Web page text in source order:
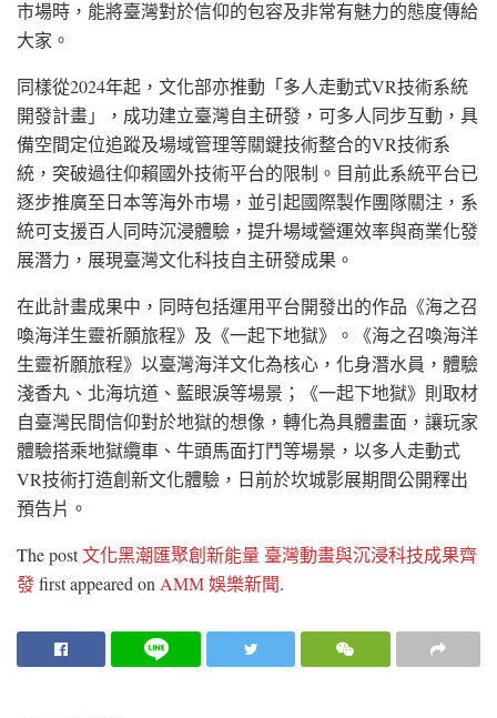
市場時，能將臺灣對於信仰的包容及非常有魅力的態度傳給
大家。
同樣從2024年起，文化部亦推動「多人走動式VR技術系統
開發計畫」，成功建立臺灣自主研發，可多人同步互動，具
備空間定位追蹤及場域管理等關鍵技術整合的VR技術系
統，突破過往仰賴國外技術平台的限制。目前此系統平台已
逐步推廣至日本等海外市場，並引起國際製作團隊關注，系
統可支援百人同時沉浸體驗，提升場域營運效率與商業化發
展潛力，展現臺灣文化科技自主研發成果。
在此計畫成果中，同時包括運用平台開發出的作品《海之召
喚海洋生靈祈願旅程》及《一起下地獄》。《海之召喚海洋
生靈祈願旅程》以臺灣海洋文化為核心，化身潛水員，體驗
淺香丸、北海坑道、藍眼淚等場景；《一起下地獄》則取材
自臺灣民間信仰對於地獄的想像，轉化為具體畫面，讓玩家
體驗搭乘地獄纜車、牛頭馬面打鬥等場景，以多人走動式
VR技術打造創新文化體驗，日前於坎城影展期間公開釋出
預告片。
The post文化黑潮匯聚創新能量 臺灣動畫與沉浸科技成果齊
發first appeared onAMM 娛樂新聞.